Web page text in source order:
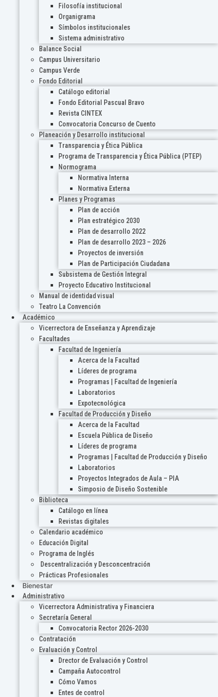
Filosofía institucional
Organigrama
Símbolos institucionales
Sistema administrativo
Balance Social
Campus Universitario
Campus Verde
Fondo Editorial
Catálogo editorial
Fondo Editorial Pascual Bravo
Revista CINTEX
Convocatoria Concurso de Cuento
Planeación y Desarrollo institucional
Transparencia y Ética Pública
Programa de Transparencia y Ética Pública (PTEP)
Normograma
Normativa Interna
Normativa Externa
Planes y Programas
Plan de acción
Plan estratégico 2030
Plan de desarrollo 2022
Plan de desarrollo 2023 – 2026
Proyectos de inversión
Plan de Participación Ciudadana
Subsistema de Gestión Integral
Proyecto Educativo Institucional
Manual de identidad visual
Teatro La Convención
Académico
Vicerrectora de Enseñanza y Aprendizaje
Facultades
Facultad de Ingeniería
Acerca de la Facultad
Líderes de programa
Programas | Facultad de Ingeniería
Laboratorios
Expotecnológica
Facultad de Producción y Diseño
Acerca de la Facultad
Escuela Pública de Diseño
Líderes de programa
Programas | Facultad de Producción y Diseño
Laboratorios
Proyectos Integrados de Aula – PIA
Simposio de Diseño Sostenible
Biblioteca
Catálogo en línea
Revistas digitales
Calendario académico
Educación Digital
Programa de Inglés
Descentralización y Desconcentración
Prácticas Profesionales
Bienestar
Administrativo
Vicerrectora Administrativa y Financiera
Secretaría General
Convocatoria Rector 2026-2030
Contratación
Evaluación y Control
Drector de Evaluación y Control
Campaña Autocontrol
Cómo Vamos
Entes de control